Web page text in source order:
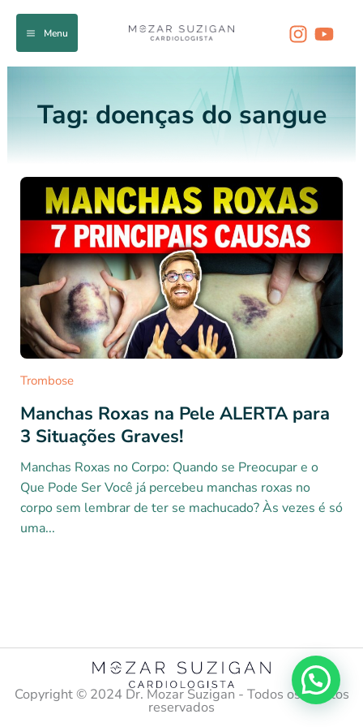
Menu
Tag: doenças do sangue
Trombose
Manchas Roxas na Pele ALERTA para
3 Situações Graves!
Manchas Roxas no Corpo: Quando se Preocupar e o
Que Pode Ser Você já percebeu manchas roxas no
corpo sem lembrar de ter se machucado? Às vezes é só
uma...
Copyright ©️ 2024 Dr. Mozar Suzigan - Todos os direitos
reservados